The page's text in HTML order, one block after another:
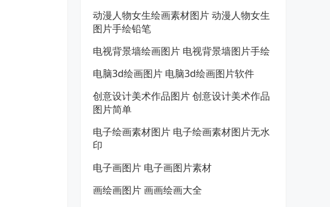
动漫人物女生绘画素材图片 动漫人物女生
图片手绘铅笔
电视背景墙绘画图片 电视背景墙图片手绘
电脑3d绘画图片 电脑3d绘画图片软件
创意设计美术作品图片 创意设计美术作品
图片简单
电子绘画素材图片 电子绘画素材图片无水
印
电子画图片 电子画图片素材
画绘画图片 画画绘画大全